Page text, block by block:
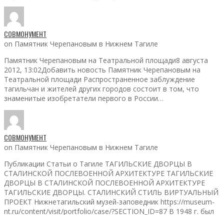
СОВМОНУМЕНТ
on Памятник Черепановым в Нижнем Тагиле
Памятник Черепановым на Театральной площади8 августа
2012, 13:02Добавить новость Памятник Черепановым на
Театральной площади Распространенное заблуждение
тагильчан и жителей других городов состоит в том, что
знаменитые изобретатели первого в России…
СОВМОНУМЕНТ
on Памятник Черепановым в Нижнем Тагиле
Публикации Статьи о Тагиле ТАГИЛЬСКИЕ ДВОРЦЫ В
СТАЛИНСКОЙ ПОСЛЕВОЕННОЙ АРХИТЕКТУРЕ ТАГИЛЬСКИЕ
ДВОРЦЫ В СТАЛИНСКОЙ ПОСЛЕВОЕННОЙ АРХИТЕКТУРЕ
ТАГИЛЬСКИЕ ДВОРЦЫ. СТАЛИНСКИЙ СТИЛЬ ВИРТУАЛЬНЫЙ
ПРОЕКТ Нижнетагильский музей-заповедник https://museum-
nt.ru/content/visit/portfolio/case/?SECTION_ID=87 В 1948 г. был